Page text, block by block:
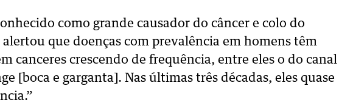
como grande causador do câncer e colo do
que doenças com prevalência em homens têm
canceres crescendo de frequência, entre eles o do canal
[boca e garganta]. Nas últimas três décadas, eles quase